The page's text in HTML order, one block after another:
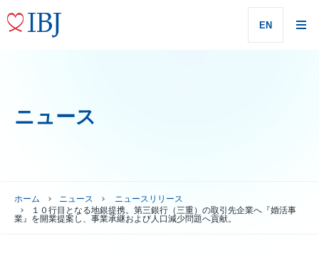
EN
ニュース
ホーム ニュース
ニュースリリース
１０行目となる地銀提携。第三銀行（三重）の取引先企業へ『婚活事
業』を開業提案し、事業承継および人口減少問題へ貢献。